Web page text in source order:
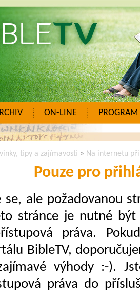
ON-LINE PROGRAM
tipy a zajímavosti » Na internetu
Pouze pro
se, ale požadovanou
stránce je nutné
práva.
BibleTV,
výhody :-).
práva do